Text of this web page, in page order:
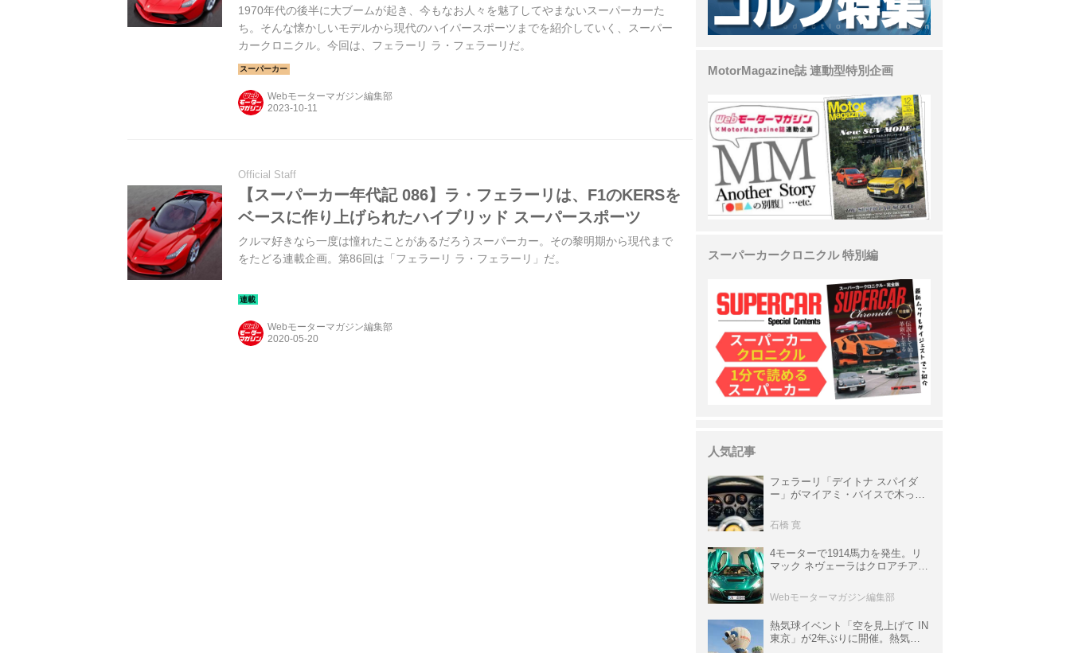
1970年代の後半に大ブームが起き、今もなお人々を魅了してやまないスーパーカーた
ち。そんな懐かしいモデルから現代のハイパースポーツまでを紹介していく、スーパー
カークロニクル。今回は、フェラーリ ラ・フェラーリだ。
Webモーターマガジン編集部
Official Staff
【スーパーカー年代記 086】ラ・フェラーリは、F1のKERSを
ベースに作り上げられたハイブリッド スーパースポーツ
クルマ好きなら一度は憧れたことがあるだろうスーパーカー。その黎明期から現代まで
をたどる連載企画。第86回は「フェラーリ ラ・フェラーリ」だ。
Webモーターマガジン編集部
MotorMagazine誌 連動型特別企画
スーパーカークロニクル 特別編
人気記事
フェラーリ「デイトナ スパイダ
ー」がマイアミ・バイスで木っ端
サ」に化けた理由
石橋 寛
4モーターで1914馬力を発生。リ
マック ネヴェーラはクロアチア発
ロニクル・完全版／115】
Webモーターマガジン編集部
熱気球イベント「空を見上げて IN
東京」が2年ぶりに開催。熱気球